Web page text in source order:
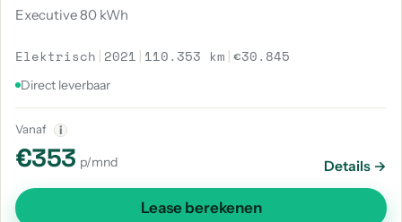
Executive 80 kWh
Elektrisch | 2021 | 110.353 km |€30.845
Direct leverbaar
Vanaf i
€353 p/mnd Details →
Lease berekenen